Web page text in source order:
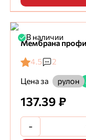
В наличии
Мембрана
4.5
2
Цена за
рулон
137.39 ₽
-